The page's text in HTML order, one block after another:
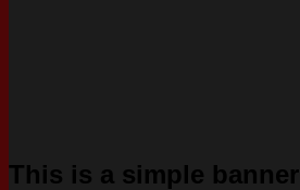
This is a simple banner